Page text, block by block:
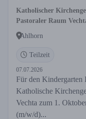
Katholischer
Pastoraler Raum
Ahlhorn
Teilzeit
07.07.2026
Für den Kindergarten
Katholische
Vechta zum 1.
(m/w/d)...